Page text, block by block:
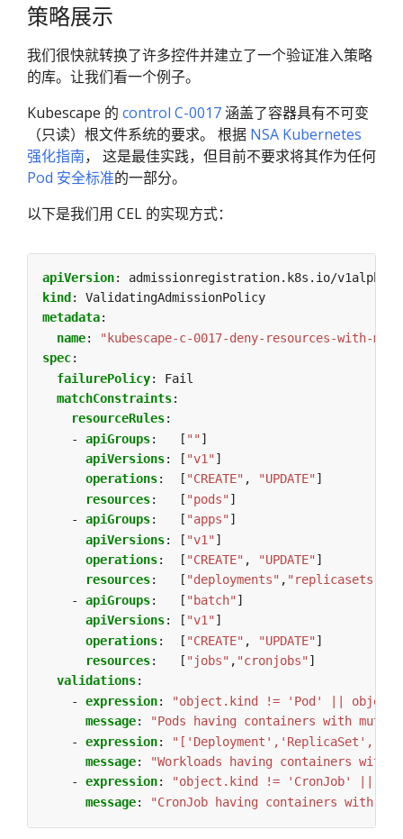
策略展示
我们很快就转换了许多控件并建立了一个验证准入策略
的库。让我们看一个例子。
Kubescape 的 control C-0017涵盖了容器具有不可变
（只读）根文件系统的要求。 根据 NSA Kubernetes
强化指南， 这是最佳实践，但目前不要求将其作为任何
Pod 安全标准的一部分。
以下是我们用 CEL 的实现方式：
apiVersion:
admissionregistration.k8s.io/v1alpha1
kind :
ValidatingAdmissionPolicy
metadata:
name:
"kubescape-c-0017-deny-resources-with-
spec:
failurePolicy:
Fail
matchConstraints:
resourceRules:
- apiGroups: [ "" ]
apiVersions: [ "v1" ]
operations: [ "CREATE" , "UPDATE" ]
resources: [ "pods" ]
- apiGroups: [ "apps" ]
apiVersions: [ "v1" ]
operations: [ "CREATE" , "UPDATE" ]
resources: [ "deployments" , "replicasets"
- apiGroups: [ "batch" ]
apiVersions: [ "v1" ]
operations: [ "CREATE" , "UPDATE" ]
resources: [ "jobs" , "cronjobs" ]
validations:
- expression:
"object.kind != 'Pod' ||
message:
"Pods having containers with
- expression:
message:
"Workloads having containers with
- expression:
"object.kind != 'CronJob' ||
message: "CronJob having containers with